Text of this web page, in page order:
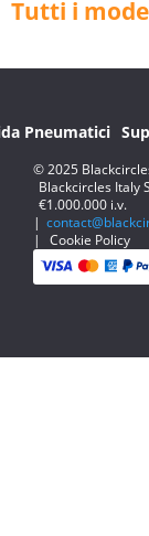
Tutti i
Pneumatici
© 2025
Blackcircles Italy
€1.000.000 i.v.
|
|
Cookie Policy